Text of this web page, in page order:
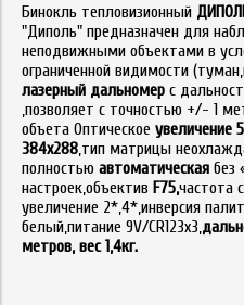
Бинокль тепловизионный
"Диполь" предназначен для
неподвижными объектами в
ограниченной видимости
лазерный дальномер с
,позволяет с точностью +/- 1
объета Оптическое увеличение
384х288,тип матрицы
полностью автоматическая без
настроек,объектив F75,частота
увеличение 2*,4*,инверсия
белый,питание 9V/CR123x3,
метров, вес 1,4кг.